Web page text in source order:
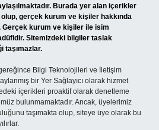
Burada yer alan içerikler
gerçek kurum ve kişiler hakkında
Gerçek kurum ve kişiler ile isim
Sitemizdeki bilgiler taslak
taşımazlar.
Bilgi Teknolojileri ve İletişim
bir Yer Sağlayıcı olarak hizmet
içerikleri proaktif olarak denetleme
bulunmamaktadır. Ancak, üyelerimiz
taşımakta olup, siteye üye olarak bu